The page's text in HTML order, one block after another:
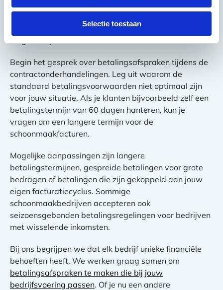
Selectie toestaan
en bedrijfsvoering. De meeste professionele
schoonmaakbedrijven zijn flexibel in hun
betalingsvoorwaarden, vooral bij
Begin het gesprek over betalingsafspraken tijdens de
contractonderhandelingen. Leg uit waarom de
standaard betalingsvoorwaarden niet optimaal zijn
voor jouw situatie. Als je klanten bijvoorbeeld zelf een
betalingstermijn van 60 dagen hanteren, kun je
vragen om een langere termijn voor de
schoonmaakfacturen.
Mogelijke aanpassingen zijn langere
betalingstermijnen, gespreide betalingen voor grote
bedragen of betalingen die zijn gekoppeld aan jouw
eigen facturatiecyclus. Sommige
schoonmaakbedrijven accepteren ook
seizoensgebonden betalingsregelingen voor bedrijven
met wisselende inkomsten.
Bij ons begrijpen we dat elk bedrijf unieke financiële
behoeften heeft. We werken graag samen om
betalingsafspraken te maken die bij jouw
bedrijfsvoering passen. Of je nu een andere